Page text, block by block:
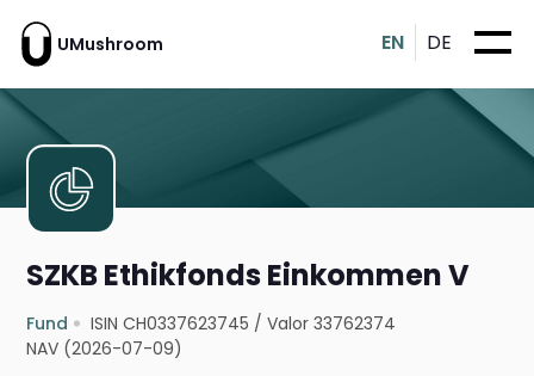
UMushroom EN DE
SZKB Ethikfonds Einkommen V
Fund ISIN CH0337623745 /Valor 33762374
NAV (2026-07-09)